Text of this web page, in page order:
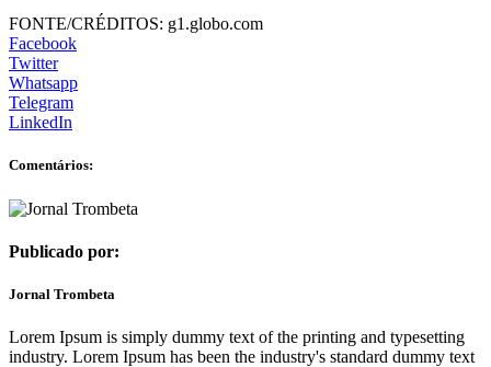
FONTE/CRÉDITOS: g1.globo.com
Facebook
Twitter
Whatsapp
Telegram
LinkedIn
Comentários:
Publicado por:
Jornal Trombeta
Lorem Ipsum is simply dummy text of the printing and typesetting
industry. Lorem Ipsum has been the industry's standard dummy text